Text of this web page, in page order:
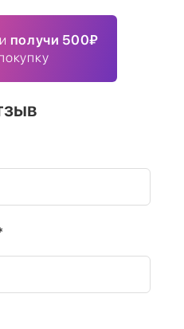
получи 500₽